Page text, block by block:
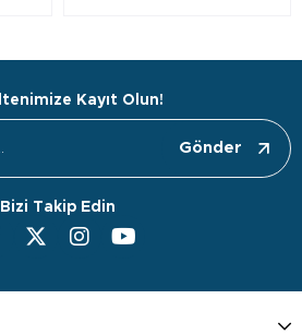
Kayıt Olun!
Gönder
Bizi Takip Edin